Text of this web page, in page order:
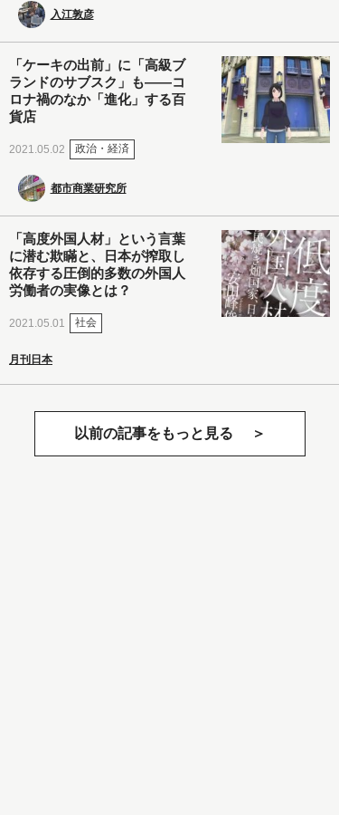
入江敦彦
「ケーキの出前」に「高級ブ
ランドのサブスク」も――コ
ロナ禍のなか「進化」する百
貨店
2021.05.02 政治・経済
都市商業研究所
「高度外国人材」という言葉
に潜む欺瞞と、日本が搾取し
依存する圧倒的多数の外国人
労働者の実像とは？
2021.05.01 社会
月刊日本
以前の記事をもっと見る